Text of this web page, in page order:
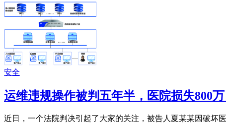
安全
运维违规操作被判五年半，医院损失800
近日，一个法院判决引起了大家的关注，被告人夏某某因破